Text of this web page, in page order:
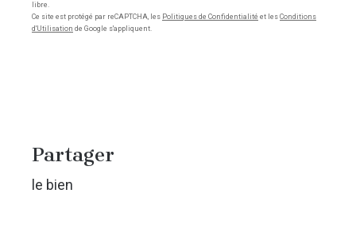
libre.
Ce site est protégé par reCAPTCHA, les Politiques de Confidentialité et les Conditions
d'Utilisation de Google s'appliquent.
partager
le bien